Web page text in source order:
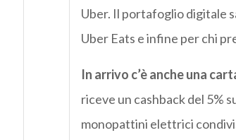
Uber. Il portafoglio digitale
Uber Eats e infine per chi
In arrivo c’è anche una
riceve un cashback del 5%
monopattini elettrici